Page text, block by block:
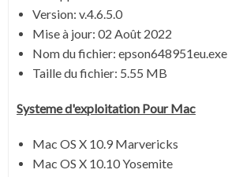
Version: v.4.6.5.0
Mise à jour: 02 Août 2022
Nom du fichier: epson648951eu.exe
Taille du fichier: 5.55 MB
Systeme d'exploitation Pour Mac
Mac OS X 10.9 Marvericks
Mac OS X 10.10 Yosemite